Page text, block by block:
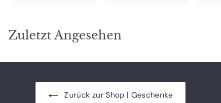
,
Zuletzt Angesehen
Zurück zur Shop | Geschenke